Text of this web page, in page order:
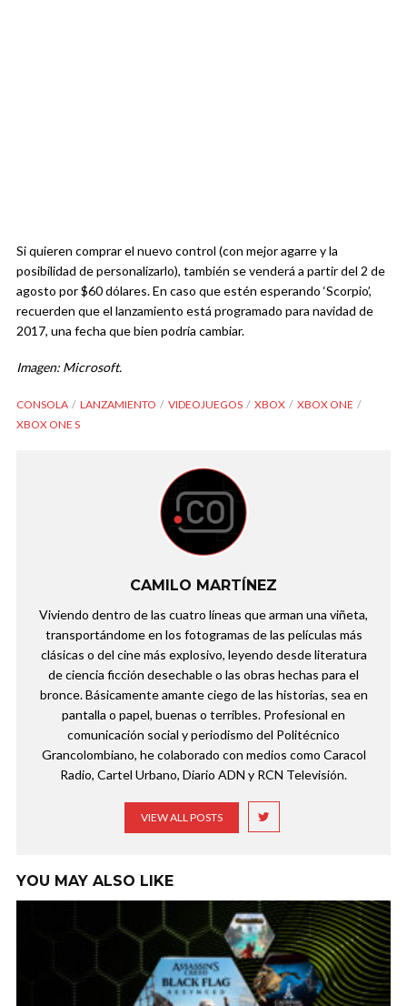
Si quieren comprar el nuevo control (con mejor agarre y la
posibilidad de personalizarlo), también se venderá a partir del 2 de
agosto por $60 dólares. En caso que estén esperando ‘Scorpio’,
recuerden que el lanzamiento está programado para navidad de
2017, una fecha que bien podría cambiar.
Imagen: Microsoft.
CONSOLA LANZAMIENTO VIDEOJUEGOS XBOX
XBOX ONE
XBOX ONE S
CAMILO MARTÍNEZ
Viviendo dentro de las cuatro líneas que arman una viñeta,
transportándome en los fotogramas de las películas más
clásicas o del cine más explosivo, leyendo desde literatura
de ciencia ficción desechable o las obras hechas para el
bronce. Básicamente amante ciego de las historias, sea en
pantalla o papel, buenas o terribles. Profesional en
comunicación social y periodismo del Politécnico
Grancolombiano, he colaborado con medios como Caracol
Radio, Cartel Urbano, Diario ADN y RCN Televisión.
VIEW ALL POSTS
YOU MAY ALSO LIKE